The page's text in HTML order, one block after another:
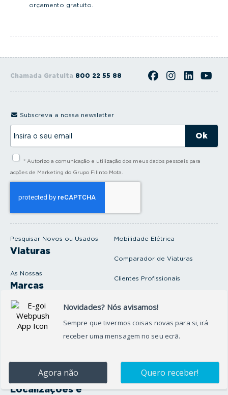
orçamento gratuito.
Chamada Gratuita 800 22 55 88
Pesquisar Novos ou Usados
Viaturas
As Nossas
Marcas
Produtos e serviços
Oficina
Onde Estamos
Localizações e
Mobilidade Elétrica
Comparador de Viaturas
Clientes Profissionais
Seguros Protector
Artigos e Notícias
Subscreva a nossa newsletter
s
l
* Autorizo a comunicação e utilização dos meus dados pessoais para
acções de Marketing do Grupo Filinto Mota.